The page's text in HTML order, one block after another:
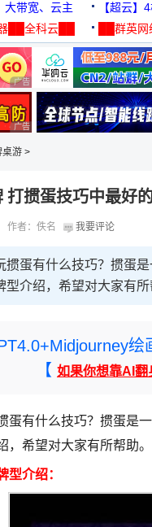
88元/月
大带宽、云主
【超云】
██全科云██
██群英
◆◆◆
广告 商业广告，理性选择
广告 商业广告，理性选择
桌游 >
打掼蛋技巧中最好
作者：佚名 我要评论
掼蛋有什么技巧？掼蛋
型介绍，希望对大家有所
绘
【 如果你想靠AI翻
蛋有什么技巧？掼蛋是
希望对大家有所帮助。
型介绍：